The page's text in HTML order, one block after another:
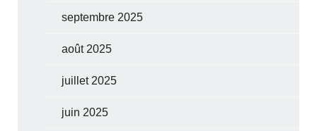
septembre 2025
août 2025
juillet 2025
juin 2025